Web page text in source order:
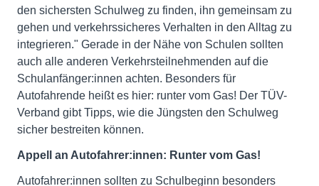
den sichersten Schulweg zu finden, ihn gemeinsam zu
gehen und verkehrssicheres Verhalten in den Alltag zu
integrieren." Gerade in der Nähe von Schulen sollten
auch alle anderen Verkehrsteilnehmenden auf die
Schulanfänger:innen achten. Besonders für
Autofahrende heißt es hier: runter vom Gas! Der TÜV-
Verband gibt Tipps, wie die Jüngsten den Schulweg
sicher bestreiten können.
Appell an Autofahrer:innen: Runter vom Gas!
Autofahrer:innen sollten zu Schulbeginn besonders